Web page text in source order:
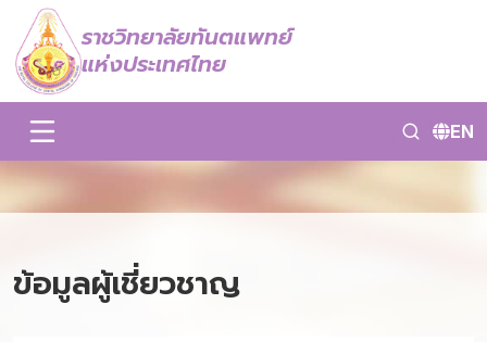
ราชวิทยาลัยทันตแพทย์
แห่งประเทศไทย
EN
ข้อมูลผู้เชี่ยวชาญ